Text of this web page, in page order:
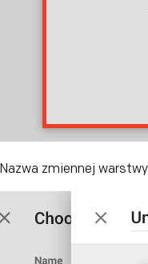
zmiennej